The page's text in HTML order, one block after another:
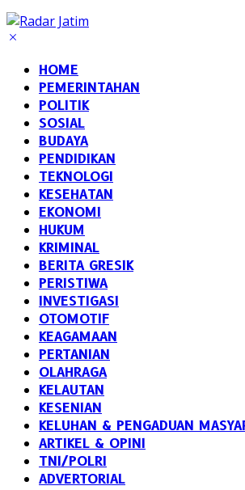
HOME
PEMERINTAHAN
POLITIK
SOSIAL
BUDAYA
PENDIDIKAN
TEKNOLOGI
KESEHATAN
EKONOMI
HUKUM
KRIMINAL
BERITA GRESIK
PERISTIWA
INVESTIGASI
OTOMOTIF
KEAGAMAAN
PERTANIAN
OLAHRAGA
KELAUTAN
KESENIAN
KELUHAN & PENGADUAN
ARTIKEL & OPINI
TNI/POLRI
ADVERTORIAL